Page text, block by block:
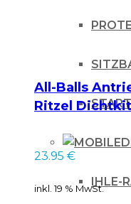
IHLE-
All-Balls
Ritzel
23.95 €
inkl. 19 % MwSt.